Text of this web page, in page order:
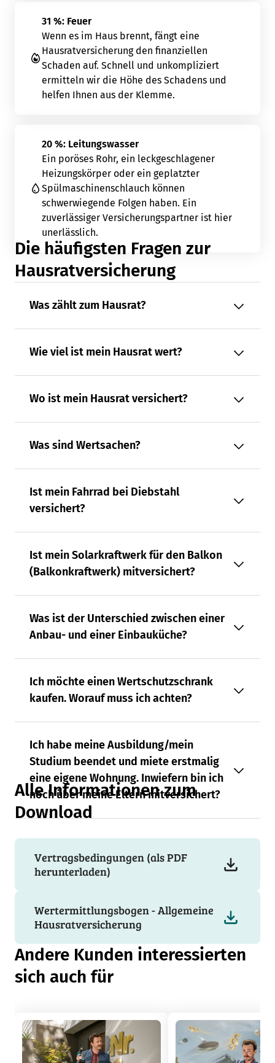
31 %: Feuer
Wenn es im Haus brennt, fängt eine
Hausratversicherung den finanziellen
Schaden auf. Schnell und unkompliziert
ermitteln wir die Höhe des Schadens und
helfen Ihnen aus der Klemme.
20 %: Leitungswasser
Ein poröses Rohr, ein leckgeschlagener
Heizungskörper oder ein geplatzter
Spülmaschinenschlauch können
schwerwiegende Folgen haben. Ein
zuverlässiger Versicherungspartner ist hier
unerlässlich.
Die häufigsten Fragen zur
Hausratversicherung
Was zählt zum Hausrat?
Wie viel ist mein Hausrat wert?
Wo ist mein Hausrat versichert?
Was sind Wertsachen?
Ist mein Fahrrad bei Diebstahl
versichert?
Ist mein Solarkraftwerk für den Balkon
(Balkonkraftwerk) mitversichert?
Was ist der Unterschied zwischen einer
Anbau- und einer Einbauküche?
Ich möchte einen Wertschutzschrank
kaufen. Worauf muss ich achten?
Ich habe meine Ausbildung/mein
Studium beendet und miete erstmalig
eine eigene Wohnung. Inwiefern bin ich
noch über meine Eltern mitversichert?
Alle Informationen zum
Download
Vertragsbedingungen (als PDF
herunterladen)
Wertermittlungsbogen - Allgemeine
Hausratversicherung
Andere Kunden interessierten
sich auch für